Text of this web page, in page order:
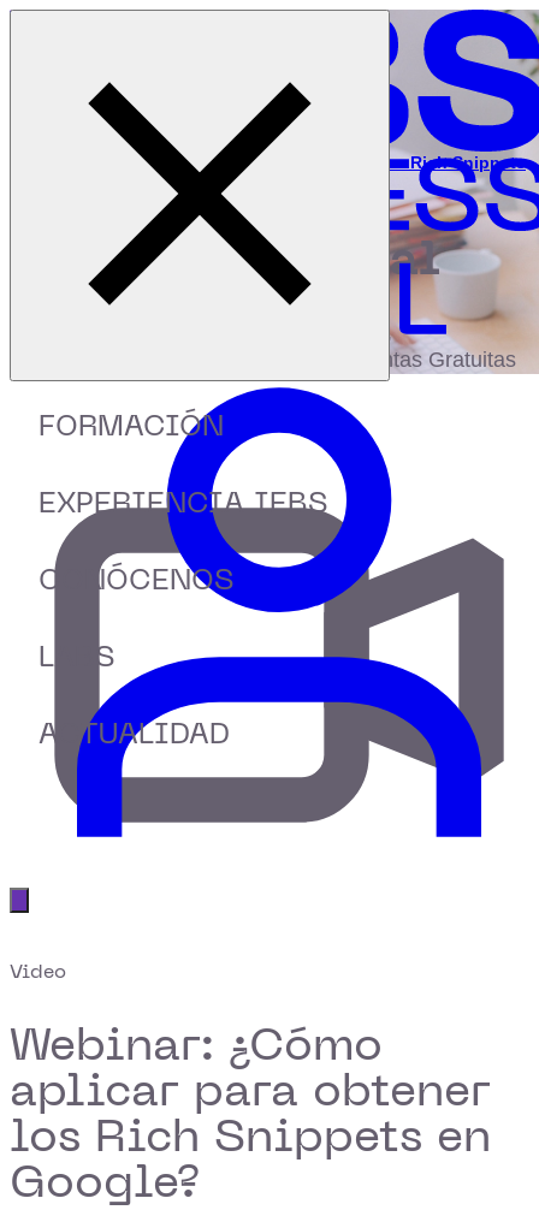
FORMACIÓN
EXPERIENCIA IEBS
CONÓCENOS
LABS
ACTUALIDAD
Inicio
Recursos
Webinar: ¿Cómo aplicar para obtener los Rich Snippets
bibliotecadigital
Accede a más de 150 Recursos, Guías,
eBooks,Plantillas, Estudios y Herramientas Gratuitas
Video
Webinar: ¿Cómo
aplicar para obtener
los Rich Snippets en
Google?